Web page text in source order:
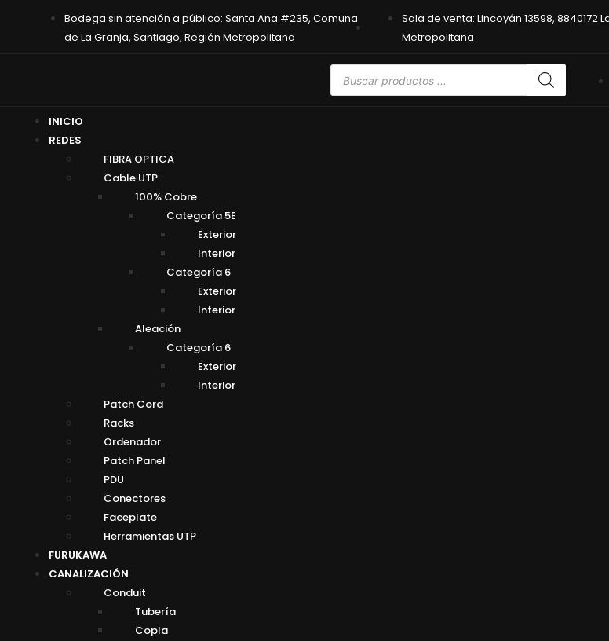
Bodega sin atención a público: Santa Ana #235, Comuna
de La Granja, Santiago, Región Metropolitana
Sala de venta: Lincoyán 13598, 8840172
Metropolitana
INICIO
REDES
FIBRA OPTICA
Cable UTP
100% Cobre
Categoría 5E
Exterior
Interior
Categoría 6
Exterior
Interior
Aleación
Categoría 6
Exterior
Interior
Patch Cord
Racks
Ordenador
Patch Panel
PDU
Conectores
Faceplate
Herramientas UTP
FURUKAWA
CANALIZACIÓN
Conduit
Tubería
Copla